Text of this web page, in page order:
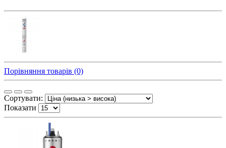
Порівняння товарів (0)
Сортувати:
Показати